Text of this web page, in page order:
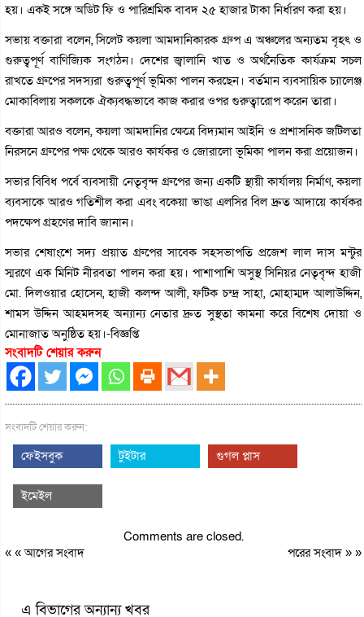
হয়। একই সঙ্গে অডিট ফি ও পারিশ্রমিক বাবদ ২৫ হাজার টাকা নির্ধারণ করা হয়।
সভায় বক্তারা বলেন, সিলেট কয়লা আমদানিকারক গ্রুপ এ অঞ্চলের অন্যতম বৃহৎ ও
গুরুত্বপূর্ণ বাণিজ্যিক সংগঠন। দেশের জ্বালানি খাত ও অর্থনৈতিক কার্যক্রম সচল
রাখতে গ্রুপের সদস্যরা গুরুত্বপূর্ণ ভূমিকা পালন করছেন। বর্তমান ব্যবসায়িক চ্যালেঞ্জ
মোকাবিলায় সকলকে ঐক্যবদ্ধভাবে কাজ করার ওপর গুরুত্বারোপ করেন তারা।
বক্তারা আরও বলেন, কয়লা আমদানির ক্ষেত্রে বিদ্যমান আইনি ও প্রশাসনিক জটিলতা
নিরসনে গ্রুপের পক্ষ থেকে আরও কার্যকর ও জোরালো ভূমিকা পালন করা প্রয়োজন।
সভার বিবিধ পর্বে ব্যবসায়ী নেতৃবৃন্দ গ্রুপের জন্য একটি স্থায়ী কার্যালয় নির্মাণ, কয়লা
ব্যবসাকে আরও গতিশীল করা এবং বকেয়া ভাঙা এলসির বিল দ্রুত আদায়ে কার্যকর
পদক্ষেপ গ্রহণের দাবি জানান।
সভার শেষাংশে সদ্য প্রয়াত গ্রুপের সাবেক সহসভাপতি প্রজেশ লাল দাস মন্টুর
স্মরণে এক মিনিট নীরবতা পালন করা হয়। পাশাপাশি অসুস্থ সিনিয়র নেতৃবৃন্দ হাজী
মো. দিলওয়ার হোসেন, হাজী কলন্দ আলী, ফটিক চন্দ্র সাহা, মোহাম্মদ আলাউদ্দিন,
শামস উদ্দিন আহমদসহ অন্যান্য নেতার দ্রুত সুস্থতা কামনা করে বিশেষ দোয়া ও
মোনাজাত অনুষ্ঠিত হয়।-বিজ্ঞপ্তি
সংবাদটি শেয়ার করুন
সংবাদটি শেয়ার করুন:
ফেইসবুক টুইটার গুগল প্লাস
ইমেইল
Comments are closed.
« «আগের সংবাদ পরের সংবাদ» »
এ বিভাগের অন্যান্য খবর